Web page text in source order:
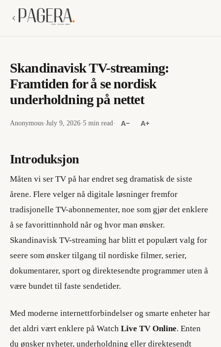
Skandinavisk TV-streaming:
Framtiden for å se nordisk
underholdning på nettet
Anonymous·July 9, 2026·5 min read· A− A+
Introduksjon
Måten vi ser TV på har endret seg dramatisk de siste
årene. Flere velger nå digitale løsninger fremfor
tradisjonelle TV-abonnementer, noe som gjør det enklere
å se favorittinnhold når og hvor man ønsker.
Skandinavisk TV-streaming har blitt et populært valg for
seere som ønsker tilgang til nordiske filmer, serier,
dokumentarer, sport og direktesendte programmer uten å
være bundet til faste sendetider.
Med moderne internettforbindelser og smarte enheter har
det aldri vært enklere på Watch Live TV Online. Enten
du ønsker nyheter, underholdning eller direktesendt